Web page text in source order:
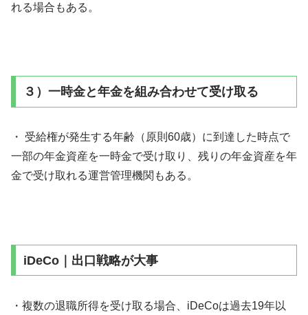
れる場合もある。
３）一時金と年金を組み合わせて受け取る
・ 受給権が発生する年齢（原則60歳）に到達した時点で
一部の年金資産を一時金で受け取り、残りの年金資産を年
金で受け取れる運営管理機関もある。
iDeCo｜出口戦略が大事
・複数の退職所得を受け取る場合、iDeCoは過去19年以